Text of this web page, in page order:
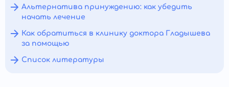
Альтернатива принуждению: как убедить
начать лечение
Как обратиться в клинику доктора Гладышева
за помощью
Список литературы